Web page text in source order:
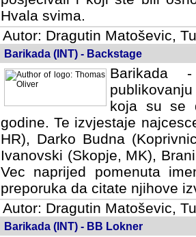
Hvala svima.
Autor: Dragutin Matoševic,
Barikada (INT) - Backstage
Barikada
koja su se
godine. Te izvjestaje
HR), Darko Budna
Ivanovski (Skopje, MK),
Vec naprijed pomenuta
preporuka da citate njihove
Autor: Dragutin Matoševic,
Barikada (INT) - BB Lokner